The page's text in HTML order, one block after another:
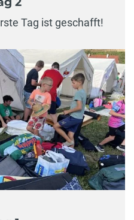
Tag ist geschafft!